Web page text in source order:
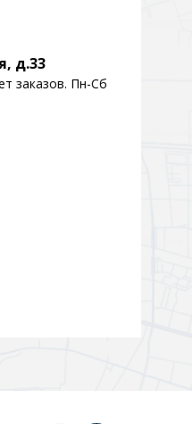
д.33
заказов. Пн-Сб